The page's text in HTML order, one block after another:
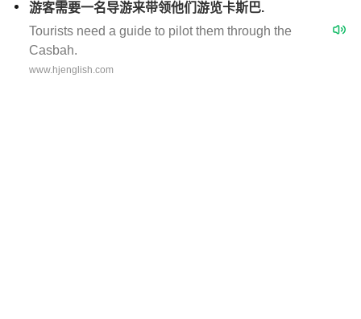
游客需要一名导游来带领他们游览卡斯巴.
Tourists need a guide to pilot them through the
Casbah.
www.hjenglish.com